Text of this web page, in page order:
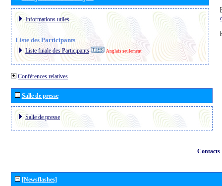
Informations utiles
Liste des Participants
Liste finale des Participants Anglais seulement
Conférences relatives
Salle de presse
Salle de presse
Contacts
[Newsflashes]